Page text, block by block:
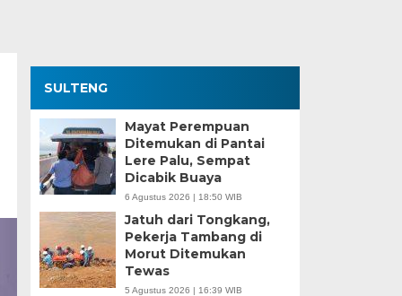
SULTENG
Mayat Perempuan
Ditemukan di Pantai
Lere Palu, Sempat
Dicabik Buaya
6 Agustus 2026 | 18:50 WIB
Jatuh dari Tongkang,
Pekerja Tambang di
Morut Ditemukan
Tewas
5 Agustus 2026 | 16:39 WIB